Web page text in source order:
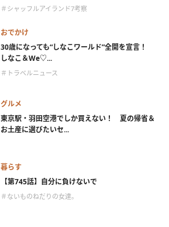
＃シャッフルアイランド7考察
おでかけ
30歳になっても“しなこワールド”全開を宣言！
しなこ＆We♡...
＃トラベルニュース
グルメ
東京駅・羽田空港でしか買えない！ 夏の帰省＆
お土産に選びたいセ...
暮らす
【第745話】自分に負けないで
＃ないものねだりの女達。